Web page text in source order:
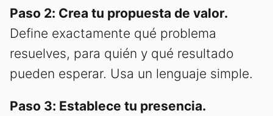
Paso 2: Crea tu propuesta de valor.
Define exactamente qué problema
resuelves, para quién y qué resultado
pueden esperar. Usa un lenguaje simple.
Paso 3: Establece tu presencia.